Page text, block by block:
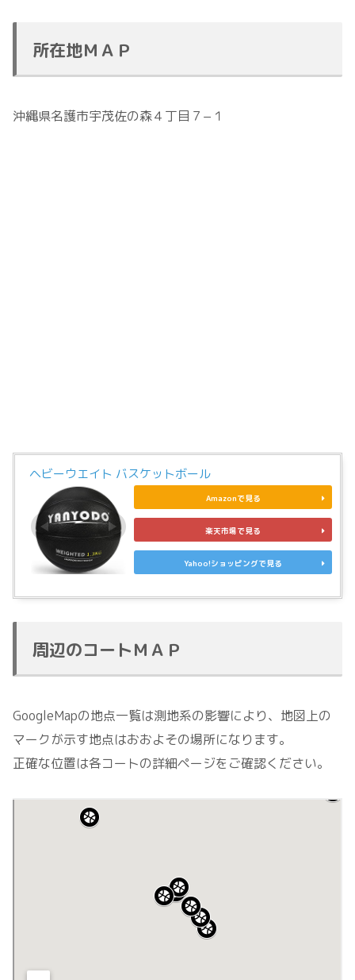
所在地ＭＡＰ
沖縄県名護市宇茂佐の森４丁目７−１
ヘビーウエイト バスケットボール
Amazonで見る
楽天市場で見る
Yahoo!ショッピングで見る
周辺のコートＭＡＰ
GoogleMapの地点一覧は測地系の影響により、地図上の
マークが示す地点はおおよその場所になります。
正確な位置は各コートの詳細ページをご確認ください。